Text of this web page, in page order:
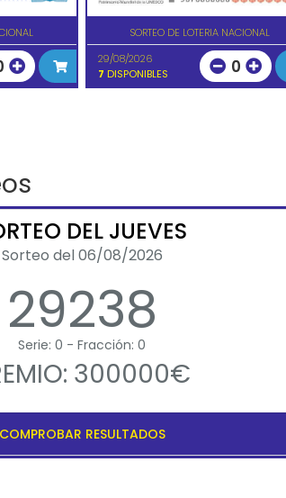
SORTEO DE LOTERIA NACIONAL
29/08/2026
7 DISPONIBLES 0
DEL JUEVES
Sorteo del 06/08/2026
29238
Serie: 0 - Fracción: 0
300000€
COMPROBAR RESULTADOS